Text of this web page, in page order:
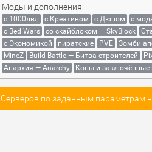
Моды и дополнения:
с 1000лвл c Креативом с Дюпом с
с Bed Wars
со скайблоком — SkyBlock
с Экономикой
пиратские PVE Зомби
MineZ
Build Battle — Битва строителей
Анархия — Anarchy
Копы и заключённые
Серверов по заданным параметрам